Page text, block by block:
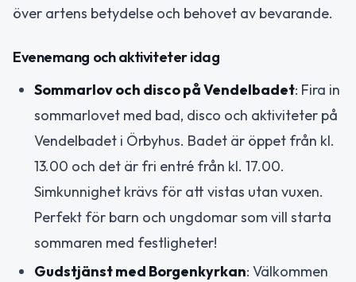
över artens betydelse och behovet av bevarande.
Evenemang och aktiviteter idag
Sommarlov och disco på Vendelbadet: Fira in
sommarlovet med bad, disco och aktiviteter på
Vendelbadet i Örbyhus. Badet är öppet från kl.
13.00 och det är fri entré från kl. 17.00.
Simkunnighet krävs för att vistas utan vuxen.
Perfekt för barn och ungdomar som vill starta
sommaren med festligheter!
Gudstjänst med Borgenkyrkan: Välkommen